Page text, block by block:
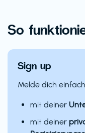
So
Sign up
Melde dich
mit deiner
mit deiner